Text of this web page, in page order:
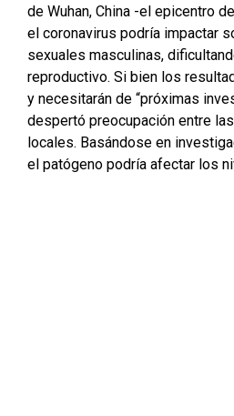
de Wuhan, China -el epicentro
el coronavirus podría impactar
sexuales masculinas,
reproductivo. Si bien los
y necesitarán de “próximas
despertó preocupación entre
locales. Basándose en
el patógeno podría afectar los